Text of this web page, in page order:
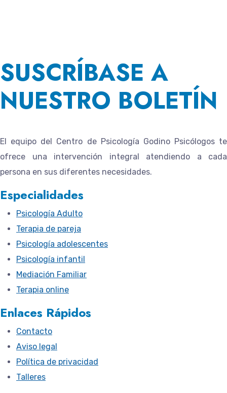
SUSCRÍBASE A
NUESTRO BOLETÍN
El equipo del Centro de Psicología Godino Psicólogoste
ofrece una intervención integral atendiendo a cada
persona en sus diferentes necesidades.
Especialidades
Psicología Adulto
Terapia de pareja
Psicología adolescentes
Psicología infantil
Mediación Familiar
Terapia online
Enlaces Rápidos
Contacto
Aviso legal
Política de privacidad
Talleres